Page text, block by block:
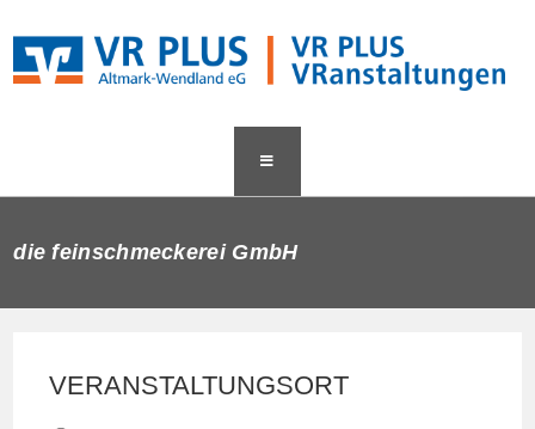
springen
die feinschmeckerei GmbH
VERANSTALTUNGSORT